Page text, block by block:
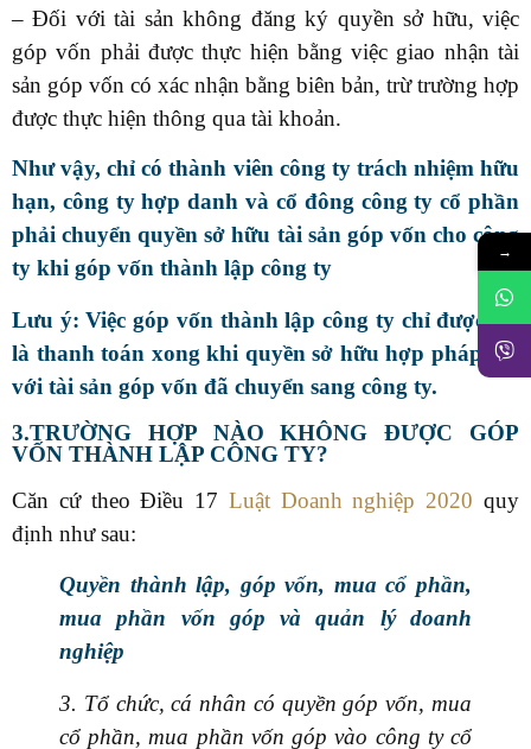
– Đối với tài sản không đăng ký quyền sở hữu, việc
góp vốn phải được thực hiện bằng việc giao nhận tài
sản góp vốn có xác nhận bằng biên bản, trừ trường hợp
được thực hiện thông qua tài khoản.
Như vậy,chỉ có thành viên công ty trách nhiệm hữu
hạn, công ty hợp danh và cổ đông công ty cổ phần
phải chuyển quyền sở hữu tài sản góp vốn cho công
ty khi góp vốn thành lập công ty
Lưu ý: Việc góp vốn thành lập công ty chỉ được coi
là thanh toán xong khi quyền sở hữu hợp pháp đối
với tài sản góp vốn đã chuyển sang công ty.
3.TRƯỜNG HỢP NÀO KHÔNG ĐƯỢC GÓP
VỐN THÀNH LẬP CÔNG TY?
Căn cứ theo Điều 17 Luật Doanh nghiệp 2020 quy
định như sau:
Quyền thành lập, góp vốn, mua cổ phần,
mua phần vốn góp và quản lý doanh
nghiệp
3. Tổ chức, cá nhân có quyền góp vốn, mua
cổ phần, mua phần vốn góp vào công ty cổ
→